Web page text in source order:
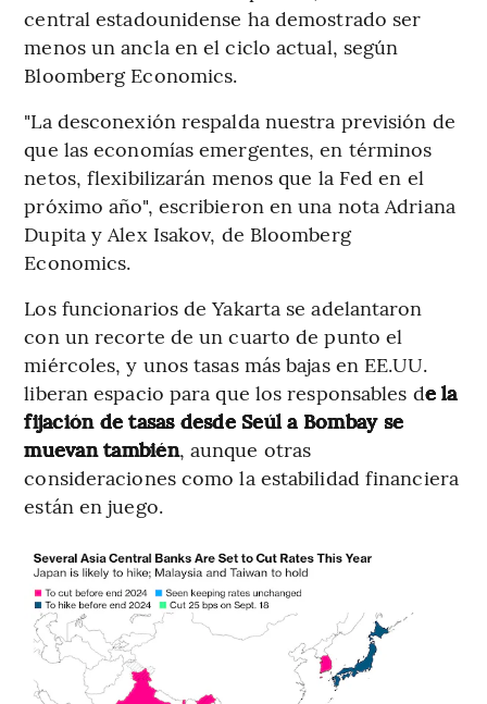
central estadounidense ha demostrado ser
menos un ancla en el ciclo actual, según
Bloomberg Economics.
"La desconexión respalda nuestra previsión de
que las economías emergentes, en términos
netos, flexibilizarán menos que la Fed en el
próximo año", escribieron en una nota Adriana
Dupita y Alex Isakov, de Bloomberg
Economics.
Los funcionarios de Yakarta se adelantaron
con un recorte de un cuarto de punto el
miércoles, y unos tasas más bajas en EE.UU.
liberan espacio para que los responsables de la
fijación de tasas desde Seúl a Bombay se
muevan también, aunque otras
consideraciones como la estabilidad financiera
están en juego.